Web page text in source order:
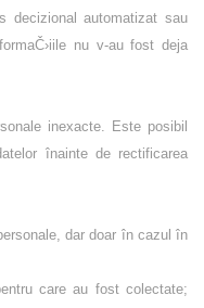
decizional automatizat sau
nu v-au fost deja
inexacte. Este posibil
datelor înainte de rectificarea
dar doar în cazul în
care au fost colectate;